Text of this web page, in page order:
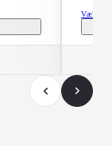
Vælg bil